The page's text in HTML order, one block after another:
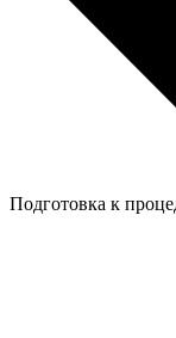
Подготовка к